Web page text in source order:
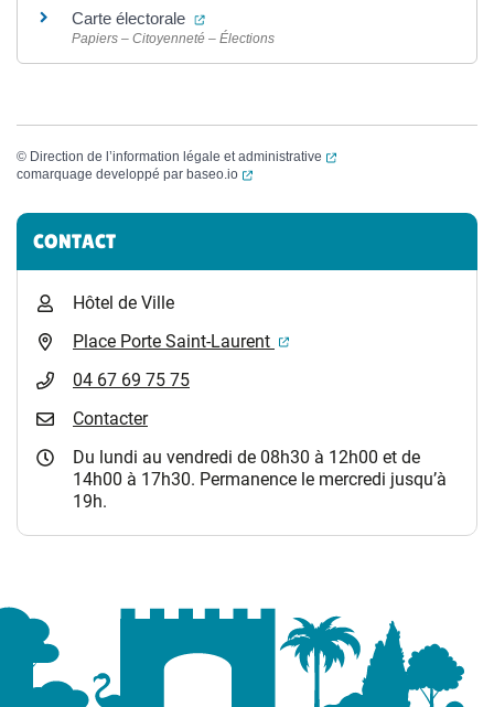
Carte électorale (ouverture dans un nouvel onglet)
Papiers – Citoyenneté – Élections
© Direction de l’information légale et administrative
(ouverture dans un
comarquage developpé par baseo.io (ouverture dans un nouvel onglet)
Informations complémentaires
CONTACT
Hôtel de Ville
Place Porte Saint-Laurent
(ouverture dans un
04 67 69 75 75
Contacter
Du lundi au vendredi de 08h30 à 12h00 et de
14h00 à 17h30. Permanence le mercredi jusqu’à
19h.